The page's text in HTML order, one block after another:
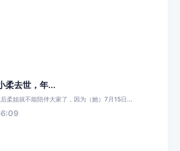
柔去世，年...
柔姐就不能陪伴大家了，因为（她）7月15日...